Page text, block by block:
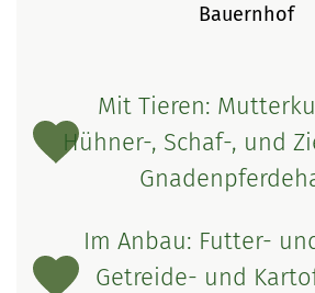
Bauernhof
Mit Tieren:
Hühner-, Schaf-, und
Im Anbau: Futter-
Getreide- und